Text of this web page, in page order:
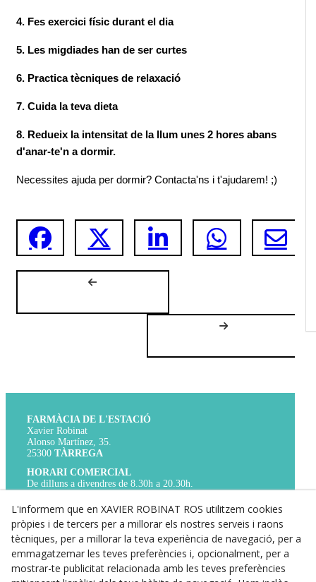
4. Fes exercici físic durant el dia
5. Les migdiades han de ser curtes
6. Practica tècniques de relaxació
7. Cuida la teva dieta
8. Redueix la intensitat de la llum unes 2 hores abans
d'anar-te'n a dormir.
Necessites ajuda per dormir? Contacta'ns i t'ajudarem! ;)
FARMÀCIA DE L'ESTACIÓ
Xavier Robinat
Alonso Martínez, 35.
25300 TÀRREGA
HORARI COMERCIAL
De dilluns a divendres de 8.30h a 20.30h.
TELÈFON
Per a qualsevol cosa que necessitis,
truca’ns al 973 31 01 17.
WHATS APP
Si no és urgent, pots contactar amb nosaltres
a través del nostre WhatsApp 673 843 607
L'informem que en XAVIER ROBINAT ROS utilitzem cookies
pròpies i de tercers per a millorar els nostres serveis i raons
tècniques, per a millorar la teva experiència de navegació, per a
emmagatzemar les teves preferències i, opcionalment, per a
mostrar-te publicitat relacionada amb les teves preferències